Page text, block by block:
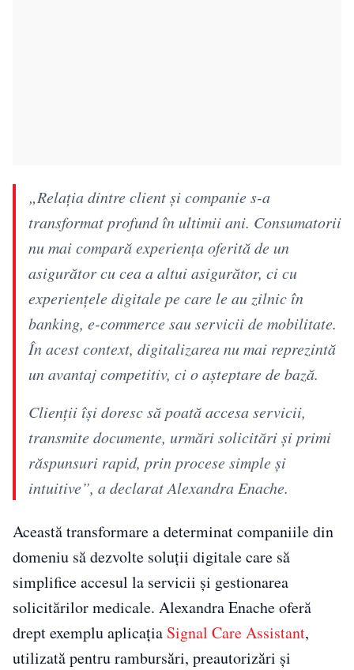
„Relația dintre client și companie s-a
transformat profund în ultimii ani. Consumatorii
nu mai compară experiența oferită de un
asigurător cu cea a altui asigurător, ci cu
experiențele digitale pe care le au zilnic în
banking, e-commerce sau servicii de mobilitate.
În acest context, digitalizarea nu mai reprezintă
un avantaj competitiv, ci o așteptare de bază.
Clienții își doresc să poată accesa servicii,
transmite documente, urmări solicitări și primi
răspunsuri rapid, prin procese simple și
intuitive”, a declarat Alexandra Enache.
Această transformare a determinat companiile din
domeniu să dezvolte soluții digitale care să
simplifice accesul la servicii și gestionarea
solicitărilor medicale. Alexandra Enache oferă
drept exemplu aplicația Signal Care Assistant,
utilizată pentru rambursări, preautorizări și